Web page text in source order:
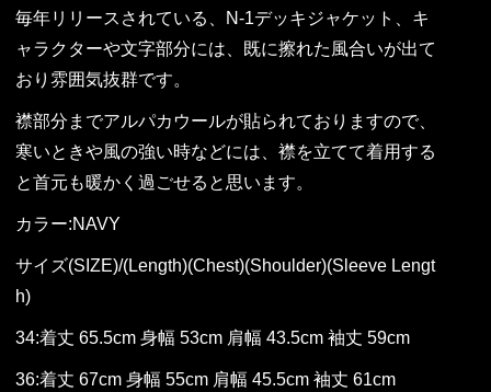
毎年リリースされている、N-1デッキジャケット、キ
ャラクターや文字部分には、既に擦れた風合いが出て
おり雰囲気抜群です。
襟部分までアルパカウールが貼られておりますので、
寒いときや風の強い時などには、襟を立てて着用する
と首元も暖かく過ごせると思います。
カラー:NAVY
サイズ(SIZE)/(Length)(Chest)(Shoulder)(Sleeve Lengt
h)
34:着丈 65.5cm 身幅 53cm 肩幅 43.5cm 袖丈 59cm
36:着丈 67cm 身幅 55cm 肩幅 45.5cm 袖丈 61cm